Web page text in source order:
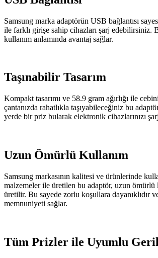
Samsung marka adaptörün USB bağlantısı
ile farklı girişe sahip cihazları şarj
kullanım anlamında avantaj sağlar.
Taşınabilir Tasarım
Kompakt tasarımı ve 58.9 gram ağırlığı ile
çantanızda rahatlıkla taşıyabileceğiniz bu
yerde bir priz bularak elektronik cihazlarınızı
Uzun Ömürlü Kullanım
Samsung markasının kalitesi ve ürünlerinde
malzemeler ile üretilen bu adaptör, uzun ömürlü
üretilir. Bu sayede zorlu koşullara dayanıklıdır
memnuniyeti sağlar.
Tüm Prizler ile Uyumlu